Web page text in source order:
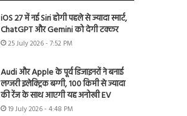
iOS 27 में नई Siri होगी पहले से ज्यादा स्मार्ट,
ChatGPT और Gemini को देगी टक्कर
25 July 2026 - 7:52 PM
Audi और Apple के पूर्व डिजाइनरों ने बनाई
लग्जरी इलेक्ट्रिक बग्गी, 100 किमी से ज्यादा
की रेंज के साथ आएगी यह अनोखी EV
19 July 2026 - 4:48 PM